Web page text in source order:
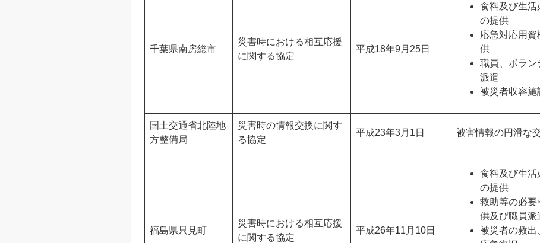
千葉県南房総市
災害時における相互応援
に関する協定
平成18年9月25日
食料及び生活
の提供
応急対応用資
供
職員、ボラン
派遣
被災者収容施
国土交通省北陸地
方整備局
災害時の情報交換に関す
る協定
平成23年3月1日 被害情報の円滑な
福島県只見町
災害時における相互応援
に関する協定
平成26年11月10日
食料及び生活
の提供
救助等の必要
供及び職員派
被災者の救出